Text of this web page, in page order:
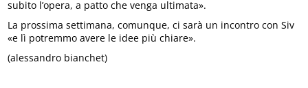
subito l’opera, a patto che venga ultimata».
La prossima settimana, comunque, ci sarà un incontro con Siv
«e lì potremmo avere le idee più chiare».
(alessandro bianchet)